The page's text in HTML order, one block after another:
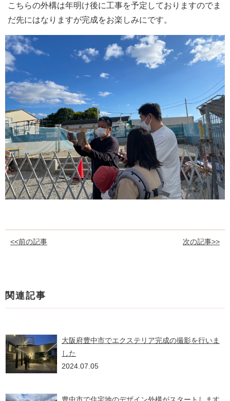
こちらの外構は年明け後に工事を予定しておりますのでま
だ先にはなりますが完成をお楽しみにです。
<<前の記事 次の記事>>
関連記事
大阪府豊中市でエクステリア完成の撮影を行いま
した
2024.07.05